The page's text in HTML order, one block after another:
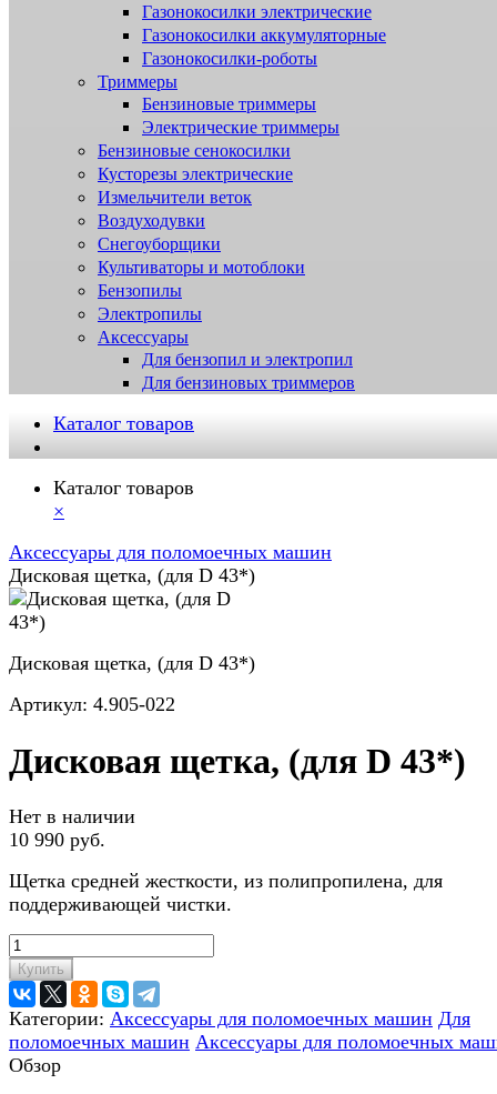
Газонокосилки электрические
Газонокосилки аккумуляторные
Газонокосилки-роботы
Триммеры
Бензиновые триммеры
Электрические триммеры
Бензиновые сенокосилки
Кусторезы электрические
Измельчители веток
Воздуходувки
Снегоуборщики
Культиваторы и мотоблоки
Бензопилы
Электропилы
Аксессуары
Для бензопил и электропил
Для бензиновых триммеров
Каталог товаров
Каталог товаров
×
Аксессуары для поломоечных машин
Дисковая щетка, (для D 43*)
Дисковая щетка, (для D 43*)
Артикул: 4.905-022
Дисковая щетка, (для D 43*)
Нет в наличии
10 990 руб.
Щетка средней жесткости, из полипропилена, для
поддерживающей чистки.
Купить
Категории: Аксессуары для поломоечных машин Для
поломоечных машин Аксессуары для поломоечных
Обзор